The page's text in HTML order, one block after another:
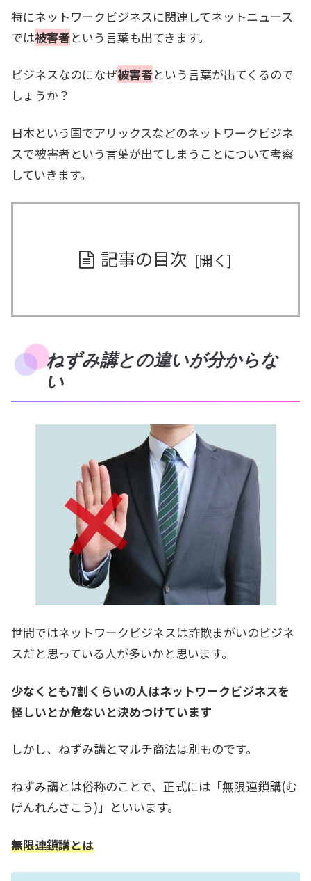
特にネットワークビジネスに関連してネットニュース
では被害者という言葉も出てきます。
ビジネスなのになぜ被害者という言葉が出てくるので
しょうか？
日本という国でアリックスなどのネットワークビジネ
スで被害者という言葉が出てしまうことについて考察
していきます。
記事の目次
ねずみ講との違いが分からな
い
世間ではネットワークビジネスは詐欺まがいのビジネ
スだと思っている人が多いかと思います。
少なくとも7割くらいの人はネットワークビジネスを
怪しいとか危ないと決めつけています
しかし、ねずみ講とマルチ商法は別ものです。
ねずみ講とは俗称のことで、正式には「無限連鎖講(む
げんれんさこう)」といいます。
無限連鎖講とは